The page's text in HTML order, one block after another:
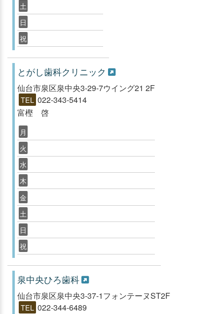
土
日
祝
とがし歯科クリニック
仙台市泉区泉中央3-29-7ウイング21 2F
TEL 022-343-5414
富樫 啓
月
火
水
木
金
土
日
祝
泉中央ひろ歯科
仙台市泉区泉中央3-37-1フォンテーヌST2F
TEL 022-344-6489